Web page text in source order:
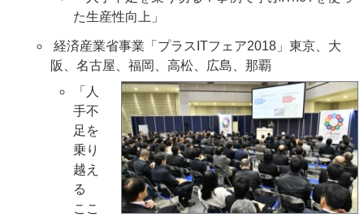
た生産性向上」
経済産業省事業「プラスITフェア2018」東京、大
阪、名古屋、福岡、高松、広島、那覇
「人
手不
足を
乗り
越え
る
ここ